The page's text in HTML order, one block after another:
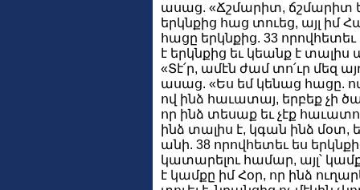
ասաց. «Ճշմարիտ, ճշմարիտ
երկնքից հաց տուեց, այլ իմ
հացը երկնքից. 33
է երկնքից եւ կեանք է
«Տէ՛ր, ամէն ժամ տո՛ւր մեզ
ասաց. «Ես եմ կենաց հացը.
ով ինձ հաւատայ, երբեք չի
որ ինձ տեսաք եւ չէք
ինձ տալիս է, կգան ինձ մօտ,
անի. 38 որովհետեւ ես
կատարելու համար, այլ՝
է կամքը իմ Հօր, որ ինձ